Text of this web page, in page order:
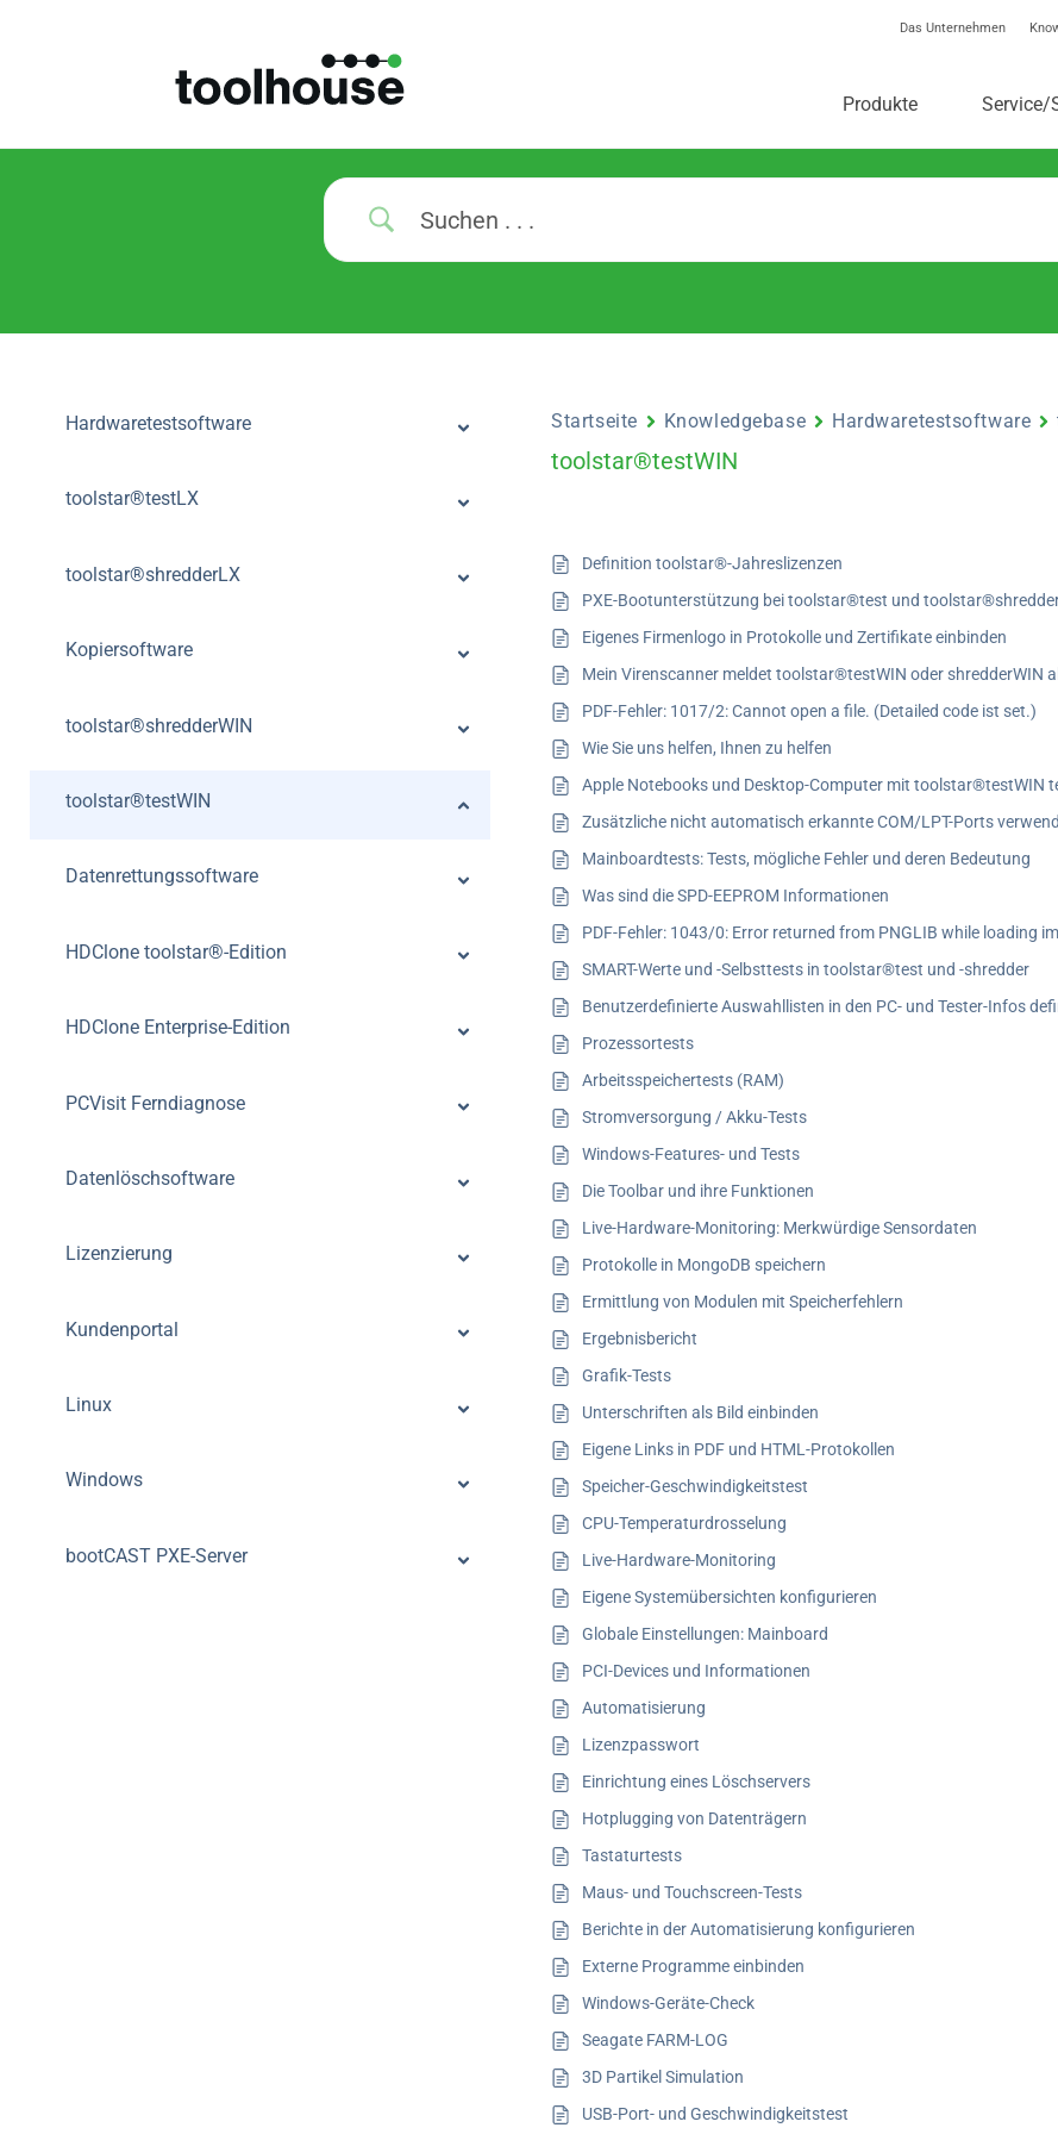
Das Unternehmen
Produkte Service/
toolstar®-
Hardwaretestsoftware
toolstar®testLX
toolstar®shredderLX
Kopiersoftware
toolstar®shredderWIN
toolstar®testWIN
Datenrettungssoftware
HDClone toolstar®-Edition
HDClone Enterprise-Edition
PCVisit Ferndiagnose
Datenlöschsoftware
Lizenzierung
Kundenportal
Linux
Windows
bootCAST PXE-Server
Startseite Knowledgebase Hardwaretestsoftware
toolstar®testWIN
Definition toolstar®-Jahreslizenzen
PXE-Bootunterstützung bei toolstar®test und
Eigenes Firmenlogo in Protokolle und Zertifikate einbinden
Mein Virenscanner meldet toolstar®testWIN oder shredderWIN
PDF-Fehler: 1017/2: Cannot open a file. (Detailed code ist set.)
Wie Sie uns helfen, Ihnen zu helfen
Apple Notebooks und Desktop-Computer mit toolstar®testWIN
Zusätzliche nicht automatisch erkannte COM/LPT-Ports
Mainboardtests: Tests, mögliche Fehler und deren Bedeutung
Was sind die SPD-EEPROM Informationen
PDF-Fehler: 1043/0: Error returned from PNGLIB while loading
SMART-Werte und -Selbsttests in toolstar®test und -shredder
Benutzerdefinierte Auswahllisten in den PC- und Tester-Infos
Prozessortests
Arbeitsspeichertests (RAM)
Stromversorgung / Akku-Tests
Windows-Features- und Tests
Die Toolbar und ihre Funktionen
Live-Hardware-Monitoring: Merkwürdige Sensordaten
Protokolle in MongoDB speichern
Ermittlung von Modulen mit Speicherfehlern
Ergebnisbericht
Grafik-Tests
Unterschriften als Bild einbinden
Eigene Links in PDF und HTML-Protokollen
Speicher-Geschwindigkeitstest
CPU-Temperaturdrosselung
Live-Hardware-Monitoring
Eigene Systemübersichten konfigurieren
Globale Einstellungen: Mainboard
PCI-Devices und Informationen
Automatisierung
Lizenzpasswort
Einrichtung eines Löschservers
Hotplugging von Datenträgern
Tastaturtests
Maus- und Touchscreen-Tests
Berichte in der Automatisierung konfigurieren
Externe Programme einbinden
Windows-Geräte-Check
Seagate FARM-LOG
3D Partikel Simulation
USB-Port- und Geschwindigkeitstest